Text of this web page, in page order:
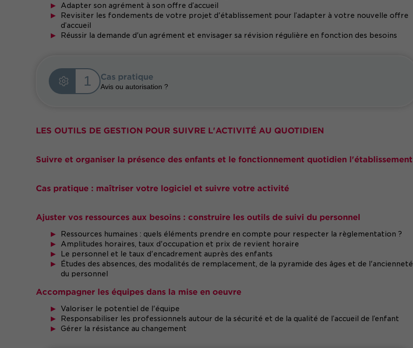
Adapter son agrément à son offre d’accueil
Revisiter les fondements de votre projet d'établissement pour l’adapter à votre nouvelle offre
d’accueil
Réussir la demande d'un agrément et envisager sa révision régulière en fonction des besoins
1 Cas pratique
Avis ou autorisation ?
LES OUTILS DE GESTION POUR SUIVRE L'ACTIVITÉ AU QUOTIDIEN
Suivre et organiser la présence des enfants et le fonctionnement quotidien l'établissement
Cas pratique : maîtriser votre logiciel et suivre votre activité
Ajuster vos ressources aux besoins : construire les outils de suivi du personnel
Ressources humaines : quels éléments prendre en compte pour respecter la règlementation ?
Amplitudes horaires, taux d'occupation et prix de revient horaire
Le personnel et le taux d'encadrement auprès des enfants
Études des absences, des modalités de remplacement, de la pyramide des âges et de l'ancienneté
du personnel
Accompagner les équipes dans la mise en oeuvre
Valoriser le potentiel de l'équipe
Responsabiliser les professionnels autour de la sécurité et de la qualité de l’accueil de l’enfant
Gérer la résistance au changement